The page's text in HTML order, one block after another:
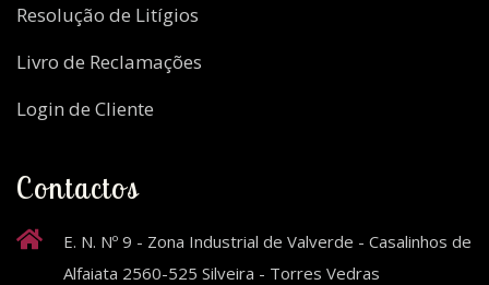
Resolução de Litígios
Livro de Reclamações
Login de Cliente
Contactos
E. N. Nº 9 - Zona Industrial de Valverde - Casalinhos de
Alfaiata 2560-525 Silveira - Torres Vedras